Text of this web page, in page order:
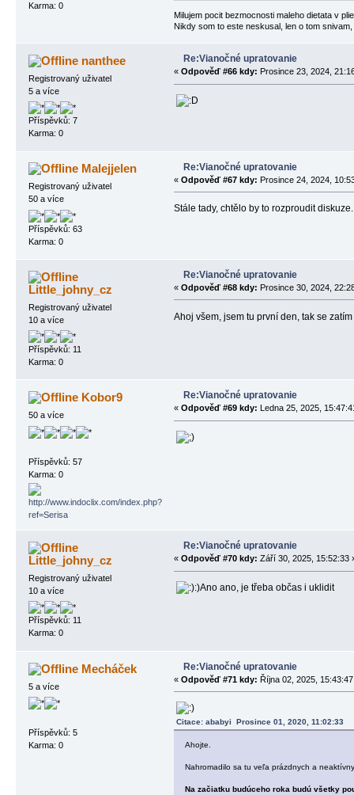
Karma: 0
Milujem pocit bezmocnosti maleho dietata v
Nikdy som to este neskusal, len o tom
nanthee
Registrovaný uživatel
5 a více
Příspěvků: 7
Karma: 0
Re:Vianočné upratovanie
« Odpověď #66 kdy: Prosince 23, 2024,
Malejjelen
Registrovaný uživatel
50 a více
Příspěvků: 63
Karma: 0
Re:Vianočné upratovanie
« Odpověď #67 kdy: Prosince 24, 2024,
Stále tady, chtělo by to rozproudit diskuze.
Little_johny_cz
Registrovaný uživatel
10 a více
Příspěvků: 11
Karma: 0
Re:Vianočné upratovanie
« Odpověď #68 kdy: Prosince 30, 2024,
Ahoj všem, jsem tu první den, tak se
Kobor9
50 a více
Příspěvků: 57
Karma: 0
Re:Vianočné upratovanie
« Odpověď #69 kdy: Ledna 25, 2025,
Little_johny_cz
Registrovaný uživatel
10 a více
Příspěvků: 11
Karma: 0
Re:Vianočné upratovanie
« Odpověď #70 kdy: Září 30, 2025, 15:52:33
:)Ano ano, je třeba občas i uklidit
Mecháček
5 a více
Příspěvků: 5
Karma: 0
Re:Vianočné upratovanie
« Odpověď #71 kdy: Října 02, 2025,
Citace: ababyi Prosince 01, 2020, 11:02:33
Ahojte.
Nahromadilo sa tu veľa prázdnych a
Na začiatku budúceho roka budú všetky